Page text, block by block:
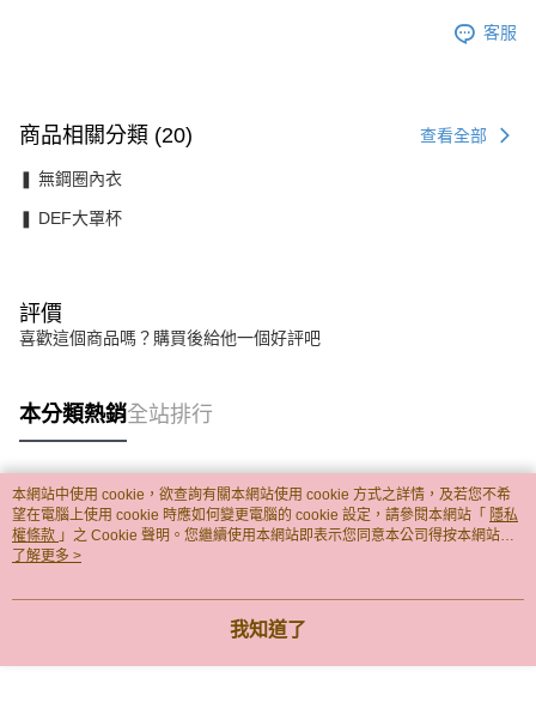
客服
商品相關分類 (20) 查看全部
❚ 無鋼圈內衣
❚ DEF大罩杯
評價
喜歡這個商品嗎？購買後給他一個好評吧
本分類熱銷全站排行
熱門標籤
本網站中使用 cookie，欲查詢有關本網站使用 cookie 方式之詳情，及若您不希
望在電腦上使用 cookie 時應如何變更電腦的 cookie 設定，請參閱本網站「 隱私
權條款 」之 Cookie 聲明。您繼續使用本網站即表示您同意本公司得按本網站使
用條款之 Cookie 聲明使用 cookie。
了解更多 >
我知道了